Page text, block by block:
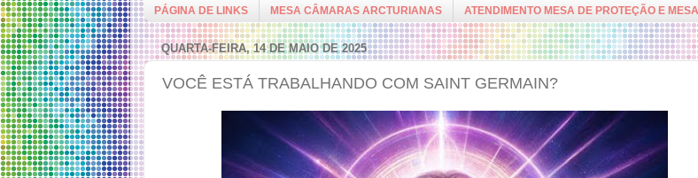
PÁGINA DE LINKS
MESA CÂMARAS ARCTURIANAS ATENDIMENTO MESA DE PROTEÇÃO E
QUARTA-FEIRA, 14 DE MAIO DE 2025
VOCÊ ESTÁ TRABALHANDO COM SAINT GERMAIN?